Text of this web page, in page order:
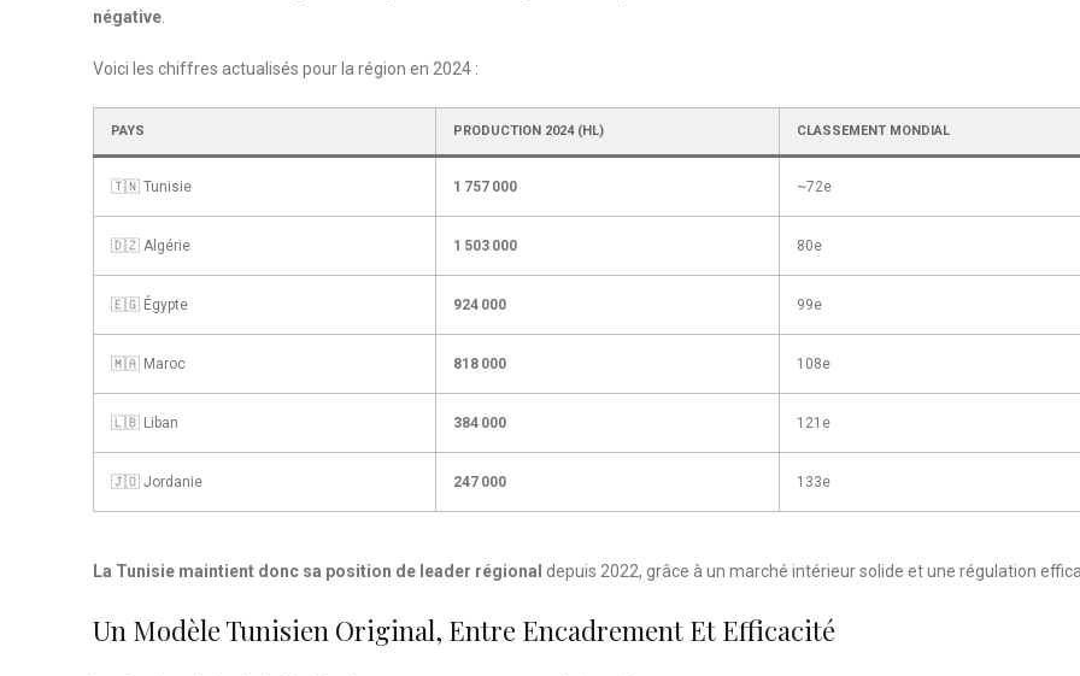
négative
Voici les chiffres actualisés pour la région en 2024 :
PAYS PRODUCTION 2024 (HL) CLASSEMENT MONDIAL
🇹🇳 Tunisie 1 757 000 ~72e
🇩🇿 Algérie 1 503 000 80e
🇪🇬 Égypte 924 000 99e
🇲🇦 Maroc 818 000 108e
🇱🇧 Liban 384 000 121e
🇯🇴 Jordanie 247 000 133e
La Tunisie maintient donc sa position de leader régional depuis 2022, grâce à un marché intérieur solide et une régulation
Un Modèle Tunisien Original, Entre Encadrement Et Efficacité